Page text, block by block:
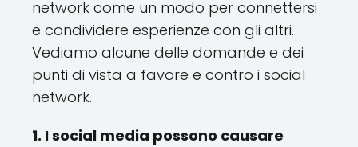
network come un modo per connettersi
e condividere esperienze con gli altri.
Vediamo alcune delle domande e dei
punti di vista a favore e contro i social
network.
1. I social media possono causare